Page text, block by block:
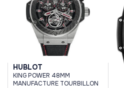
HUBLOT
KING POWER 48MM
MANUFACTURE TOURBILLON